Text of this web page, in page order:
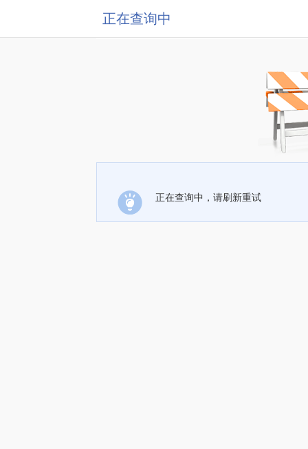
正在查询中
正在查询中，请刷新重试